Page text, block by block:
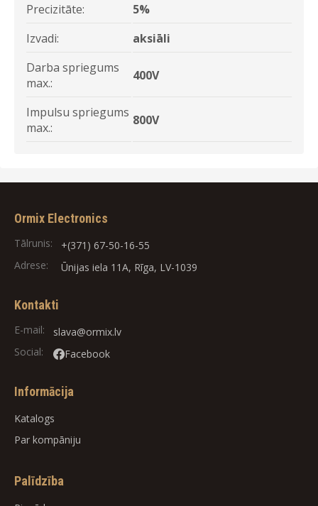
Precizitāte:
5%
Izvadi:
aksiāli
Darba spriegums
max.:
400V
Impulsu spriegums
max.:
800V
Ormix Electronics
Tālrunis:
+(371) 67-50-16-55
Adrese:
Ūnijas iela 11A, Rīga, LV-1039
Kontakti
E-mail:
slava@ormix.lv
Social:
Facebook
Informācija
Katalogs
Par kompāniju
Palīdzība